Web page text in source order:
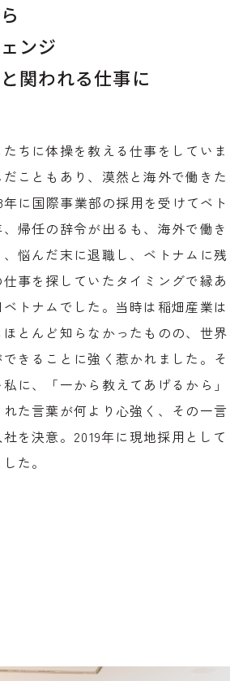
ンジ
関われる仕事に
ちに体操を教える仕事をしていま
こともあり、漠然と海外で働きた
に国際事業部の採用を受けてベト
帰任の辞令が出るも、海外で働き
悩んだ末に退職し、ベトナムに残
事を探していたタイミングで縁あ
トナムでした。当時は稲畑産業は
とんど知らなかったものの、世界
きることに強く惹かれました。そ
に、「一から教えてあげるから」
た言葉が何より心強く、その一言
を決意。2019年に現地採用として
た。